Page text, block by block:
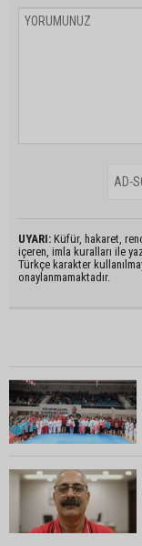
UYARI: Küfür, hakaret,
içeren, imla kuralları ile
Türkçe karakter
onaylanmamaktadır.